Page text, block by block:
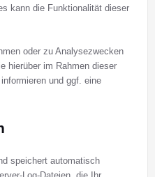
kann die Funktionalität dieser
oder zu Analysezwecken
hierüber im Rahmen dieser
und ggf. eine
speichert automatisch